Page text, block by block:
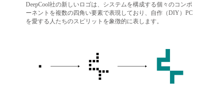
DeepCool社の新しいロゴは、システムを構成する個々のコンポ
ーネントを複数の四角い要素で表現しており、自作（DIY）PC
を愛する人たちのスピリットを象徴的に表します。